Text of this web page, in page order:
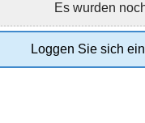
Es wurden
Loggen Sie sich